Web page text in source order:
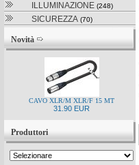
ILLUMINAZIONE (248)
SICUREZZA (70)
Novità
CAVO XLR/M XLR/F 15 MT
31.90 EUR
Produttori